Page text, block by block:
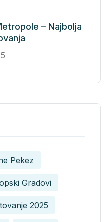
– Najbolja
Pekez
Gradovi
2025